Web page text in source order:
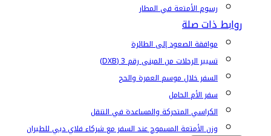
رسوم الأمتعة في المطار
روابط ذات صلة
موافقة الصعود إلى الطائرة
تسيير الرحلات من المبنى رقم 3 (DXB)
السفر خلال موسم العمرة والحج
سفر الأم الحامل
الكراسي المتحركة والمساعدة في التنقل
وزن الأمتعة المسموح عند السفر مع شركاء فلاي دبي للطيران